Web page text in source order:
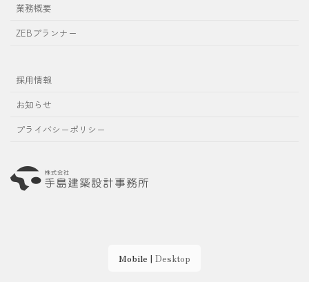
業務概要
ZEBプランナー
採用情報
お知らせ
プライバシーポリシー
Mobile | Desktop